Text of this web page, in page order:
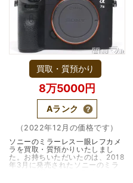
買取・質預かり
8万5000円
Aランク
（2022年12月の価格です）
ソニーのミラーレス一眼レフカメ
ラを買取・質預かりいたしまし
た。お持ちいただいたのは、2018
年3月に発売されたソニーのミラ